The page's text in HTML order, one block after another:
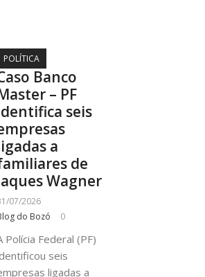
POLÍTICA
Banco
– PF
seis
a
de
Wagner
07/2026
do Bozó
0
Polícia Federal (PF)
seis
ligadas a